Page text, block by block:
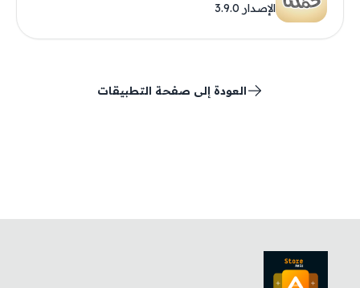
الإصدار 3.9.0
العودة إلى صفحة التطبيقات